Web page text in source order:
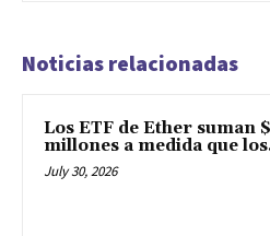
Noticias relacionadas
Los ETF de Ether suman
millones a medida que
July 30, 2026